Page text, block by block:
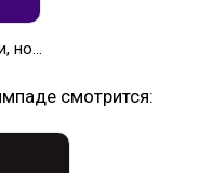
но...
смотрится: